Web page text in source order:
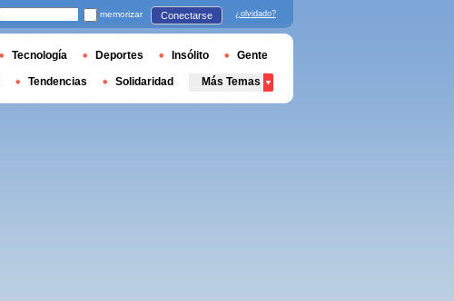
memorizar Conectarse ¿olvidado?
Tecnología Deportes Insólito Gente
Tendencias Solidaridad Más Temas